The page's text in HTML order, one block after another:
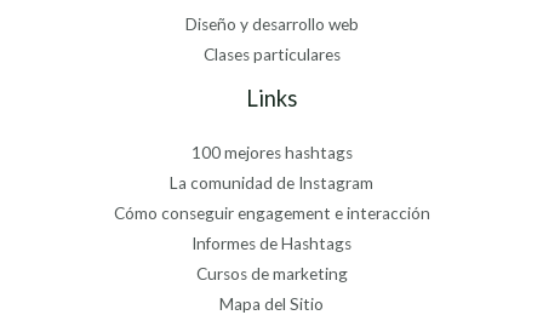
Diseño y desarrollo web
Clases particulares
Links
100 mejores hashtags
La comunidad de Instagram
Cómo conseguir engagement e interacción
Informes de Hashtags
Cursos de marketing
Mapa del Sitio